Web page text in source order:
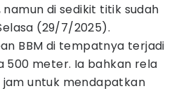
di sedikit titik sudah
(29/7/2025).
BBM di tempatnya terjadi
500 meter. Ia bahkan rela
untuk mendapatkan